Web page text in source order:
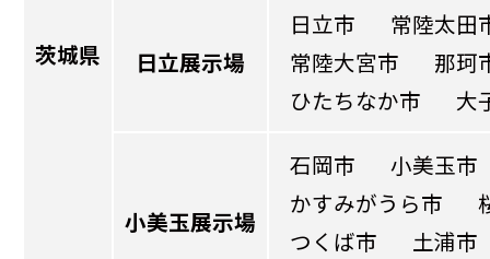
茨城県 日立展示場
日立市
常陸太田
常陸大宮市
那珂
ひたちなか市
大
小美玉展示場
石岡市
小美玉市
かすみがうら市
つくば市
土浦市